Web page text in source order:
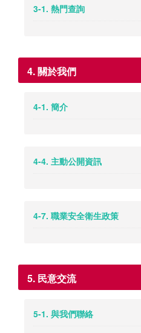
3-1. 熱門查詢
4. 關於我們
4-1. 簡介
4-4. 主動公開資訊
4-7. 職業安全衛生政策
5. 民意交流
5-1. 與我們聯絡